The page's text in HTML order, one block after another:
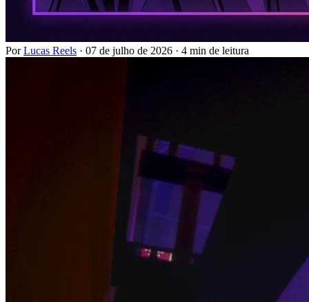
PorLucas Reels · 07 de julho de 2026 · 4 min de leitura